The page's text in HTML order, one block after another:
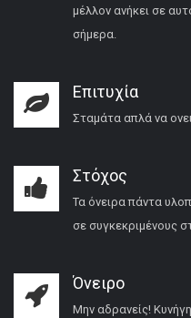
μέλλον ανήκει σε
σήμερα.
Επιτυχία
Σταμάτα απλά να
Στόχος
Τα όνειρα πάντα
σε συγκεκριμένους
Όνειρο
Μην αδρανείς!